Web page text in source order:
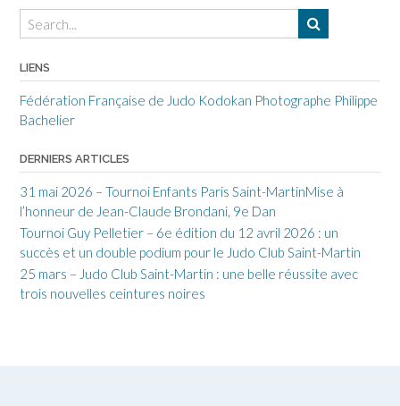
LIENS
Fédération Française de Judo Kodokan Photographe Philippe
Bachelier
DERNIERS ARTICLES
31 mai 2026 – Tournoi Enfants Paris Saint-MartinMise à
l’honneur de Jean-Claude Brondani, 9e Dan
Tournoi Guy Pelletier – 6e édition du 12 avril 2026 : un
succès et un double podium pour le Judo Club Saint-Martin
25 mars – Judo Club Saint-Martin : une belle réussite avec
trois nouvelles ceintures noires